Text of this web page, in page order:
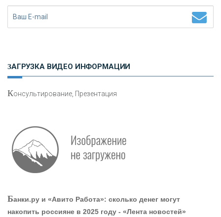
«ПРОМРЕГИОНБАНК»
ОНАС
КОНТАКТЫ
ЗАГРУЗКА ВИДЕО ИНФОРМАЦИИ
Консультирование, Презентация
Банки.ру и «Авито Работа»: сколько денег могут
накопить россияне в 2025 году - «Лента новостей»